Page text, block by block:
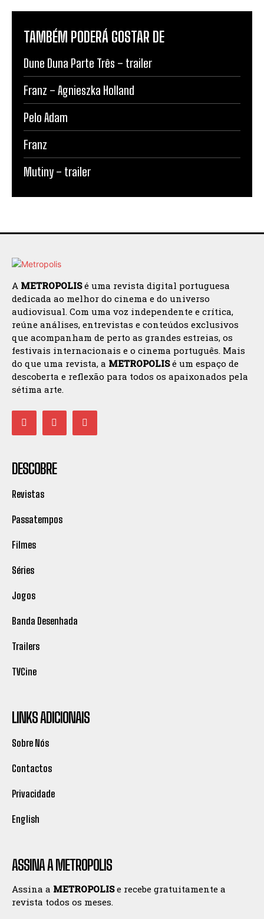
TAMBÉM PODERÁ GOSTAR DE
Dune Duna Parte Três – trailer
Franz – Agnieszka Holland
Pelo Adam
Franz
Mutiny – trailer
A METROPOLISé uma revista digital portuguesa
dedicada ao melhor do cinema e do universo
audiovisual. Com uma voz independente e crítica,
reúne análises, entrevistas e conteúdos exclusivos
que acompanham de perto as grandes estreias, os
festivais internacionais e o cinema português. Mais
do que uma revista, a METROPOLISé um espaço de
descoberta e reflexão para todos os apaixonados pela
sétima arte.
DESCOBRE
Revistas
Passatempos
Filmes
Séries
Jogos
Banda Desenhada
Trailers
TVCine
LINKS ADICIONAIS
Sobre Nós
Contactos
Privacidade
English
ASSINA A METROPOLIS
Assina a METROPOLISe recebe gratuitamente a
revista todos os meses.